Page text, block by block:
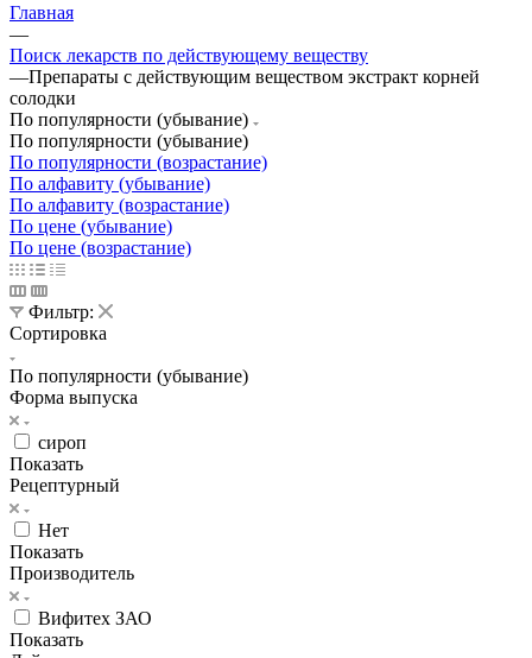
Главная
—
Поиск лекарств по действующему веществу
—Препараты с действующим веществом экстракт корней
солодки
По популярности (убывание)
По популярности (убывание)
По популярности (возрастание)
По алфавиту (убывание)
По алфавиту (возрастание)
По цене (убывание)
По цене (возрастание)
Фильтр:
Сортировка
По популярности (убывание)
Форма выпуска
сироп
Показать
Рецептурный
Нет
Показать
Производитель
Вифитех ЗАО
Показать